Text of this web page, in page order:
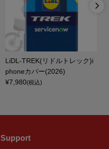
LiDL-TREK(リドルトレック)i
phoneカバー(2026)
¥7,980(税込)

Support